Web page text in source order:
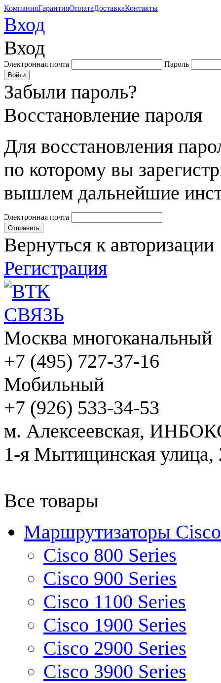
КомпанияГарантияОплатаДоставкаКонтакты
Вход
Вход
Электронная почта Пароль
Забыли пароль?
Восстановление пароля
Для восстановления
по которому вы
вышлем дальнейшие
Электронная почта
Вернуться к авторизации
Регистрация
Москва многоканальный
+7 (495) 727-37-16
Мобильный
+7 (926) 533-34-53
м. Алексеевская,
1-я Мытищинская улица,
Все товары
Маршрутизаторы Cisco
Cisco 800 Series
Cisco 900 Series
Cisco 1100 Series
Cisco 1900 Series
Cisco 2900 Series
Cisco 3900 Series